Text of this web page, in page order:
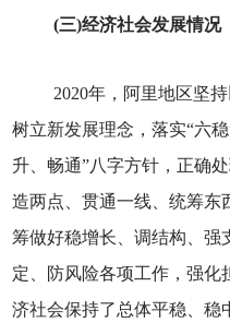
(三)经济社会发展情况
2020年，阿里地区坚
树立新发展理念，落实“六
升、畅通”八字方针，正确
造两点、贯通一线、统筹东
筹做好稳增长、调结构、强
定、防风险各项工作，强化
济社会保持了总体平稳、稳